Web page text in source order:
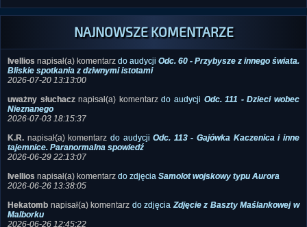
NAJNOWSZE KOMENTARZE
Ivellios napisał(a) komentarz do audycji
Odc. 60 - Przybysze z innego świata.
Bliskie spotkania z dziwnymi istotami
2026-07-20 13:13:00
uważny słuchacz
napisał(a) komentarz do audycji Odc. 111 - Dzieci wobec
Nieznanego
2026-07-03 18:15:37
K.R.
napisał(a) komentarz do audycji
Odc. 113 - Gajówka Kaczenica i inne
tajemnice. Paranormalna spowiedź
2026-06-29 22:13:07
Ivelliosnapisał(a) komentarzdo zdjęciaSamolot wojskowy typu Aurora
2026-06-26 13:38:05